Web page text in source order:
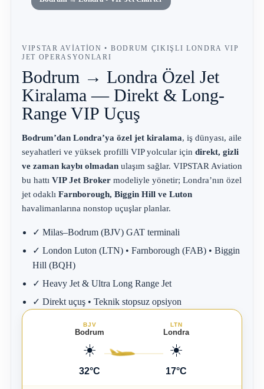
VIPSTAR AVIATION • BODRUM ÇIKIŞLI LONDRA VIP
JET OPERASYONLARI
Bodrum → Londra Özel Jet
Kiralama — Direkt & Long-
Range VIP Uçuş
B
d
r
u
L
o
d
a
e
j
e
Bodrum’dan Londra’ya özel jet kiralama, iş dünyası, aile
seyahatleri ve yüksek profilli VIP yolcular için direkt, gizli
ve zaman kaybı olmadanulaşım sağlar. VIPSTAR Aviation
bu hattı VIP Jet Brokermodeliyle yönetir; Londra’nın özel
jet odaklı Farnborough, Biggin Hill ve Luton
havalimanlarına nonstop uçuşlar planlar.
✓ Milas–Bodrum (BJV) GAT terminali
✓ London Luton (LTN) • Farnborough (FAB) • Biggin
Hill (BQH)
✓ Heavy Jet & Ultra Long Range Jet
✓ Direkt uçuş • Teknik stopsuz opsiyon
BJV
Bodrum
☀️
32°C
LTN
Londra
☀️
17°C